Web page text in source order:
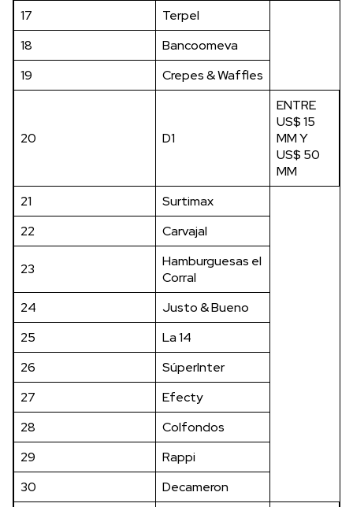
17
Terpel
18
Bancoomeva
19
Crepes & Waffles
20 D1
ENTRE
US$ 15
MM Y
US$ 50
MM
21
Surtimax
22
Carvajal
23
Hamburguesas el
Corral
24
Justo & Bueno
25
La 14
26
SúperInter
27
Efecty
28
Colfondos
29
Rappi
30
Decameron